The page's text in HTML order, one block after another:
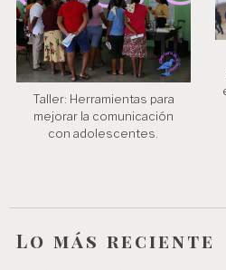
Taller: Herramientas para
mejorar la comunicación
con adolescentes.
Lo más reciente